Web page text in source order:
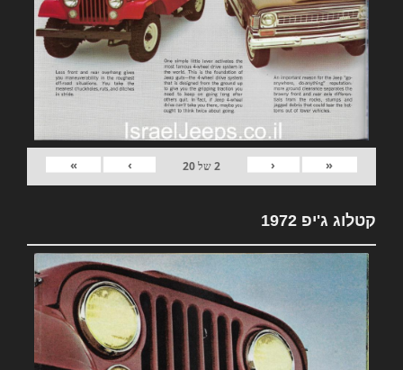
«
‹
2של20
›
»
קטלוג ג'יפ 1972